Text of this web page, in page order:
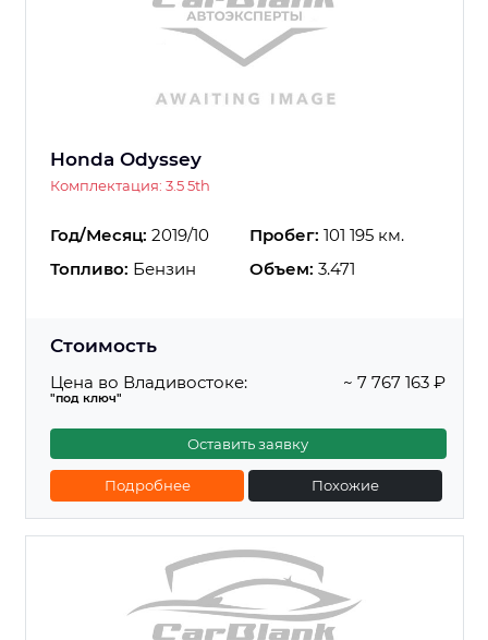
Honda Odyssey
Комплектация: 3.5 5th
Год/Месяц: 2019/10 Пробег: 101 195 км.
Топливо: Бензин Объем: 3.471
Стоимость
Цена во Владивостоке:
"под ключ"
~ 7 767 163 ₽
Оставить заявку
Подробнее Похожие